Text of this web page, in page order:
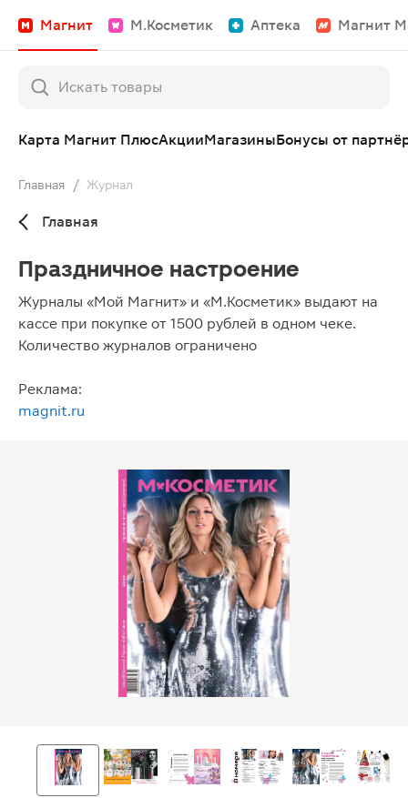
Магнит М.Косметик Аптека Магнит
Карта Магнит ПлюсАкцииМагазиныБонусы от
Главная / Журнал
Главная
Праздничное настроение
Журналы «Мой Магнит» и «М.Косметик» выдают на
кассе при покупке от 1500 рублей в одном чеке.
Количество журналов ограничено
Реклама:
magnit.ru